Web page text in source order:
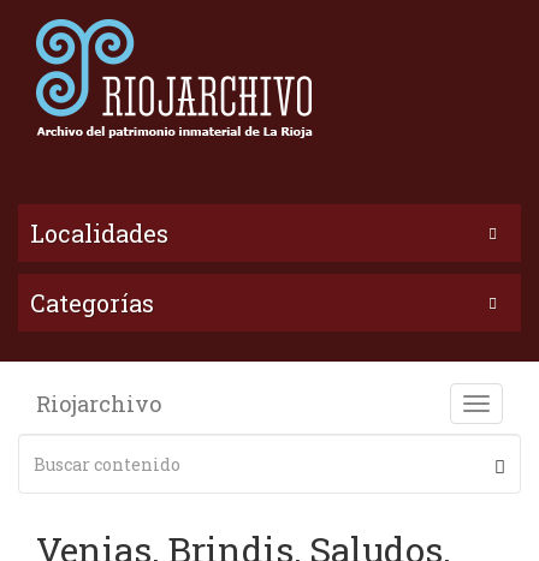
Localidades
Categorías
Toggle
Riojarchivo
Venias, Brindis, Saludos,